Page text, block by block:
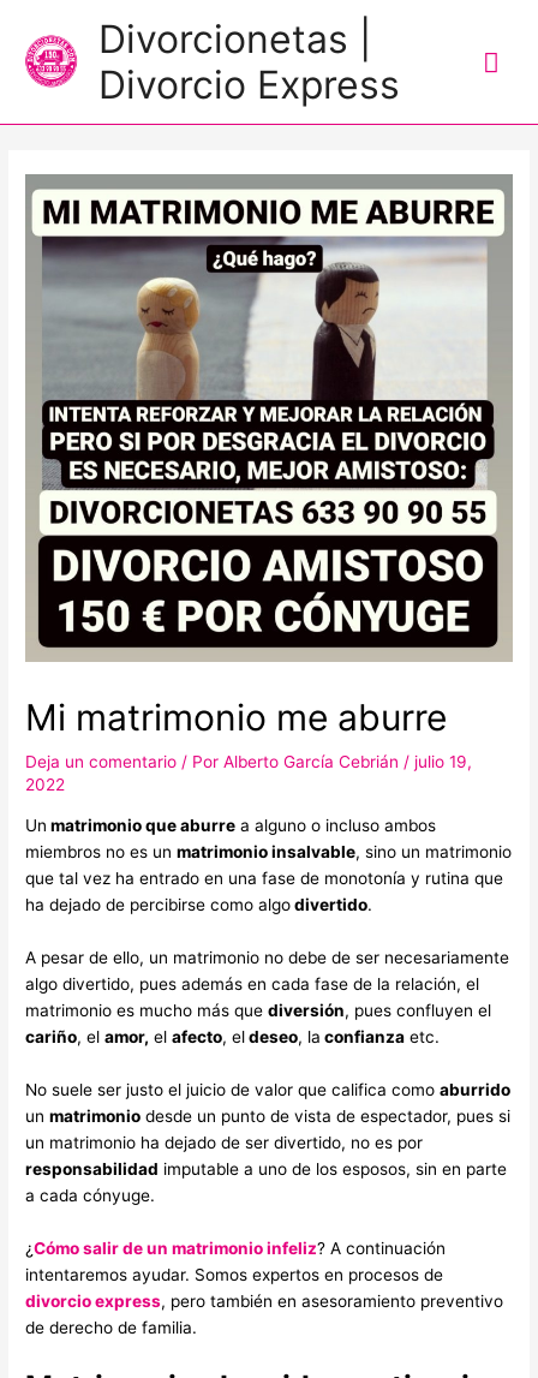
Divorcionetas |
Divorcio Express
Mi matrimonio me aburre
Deja un comentario / PorAlberto García Cebrián /julio 19,
2022
Un matrimonio que aburre a alguno o incluso ambos
miembros no es unmatrimonio insalvable, sino un matrimonio
que tal vez ha entrado en una fase de monotonía y rutina que
ha dejado de percibirse como algodivertido.
A pesar de ello, un matrimonio no debe de ser necesariamente
algo divertido, pues además en cada fase de la relación, el
matrimonio es mucho más quediversión, pues confluyen el
cariño, elamor, elafecto, eldeseo, la confianza etc.
No suele ser justo el juicio de valor que califica comoaburrido
unmatrimonio desde un punto de vista de espectador, pues si
un matrimonio ha dejado de ser divertido, no es por
responsabilidad imputable a uno de los esposos, sin en parte
a cada cónyuge.
¿Cómo salir de un matrimonio infeliz? A continuación
intentaremos ayudar. Somos expertos en procesos de
divorcio express, pero también en asesoramiento preventivo
de derecho de familia.
entradas